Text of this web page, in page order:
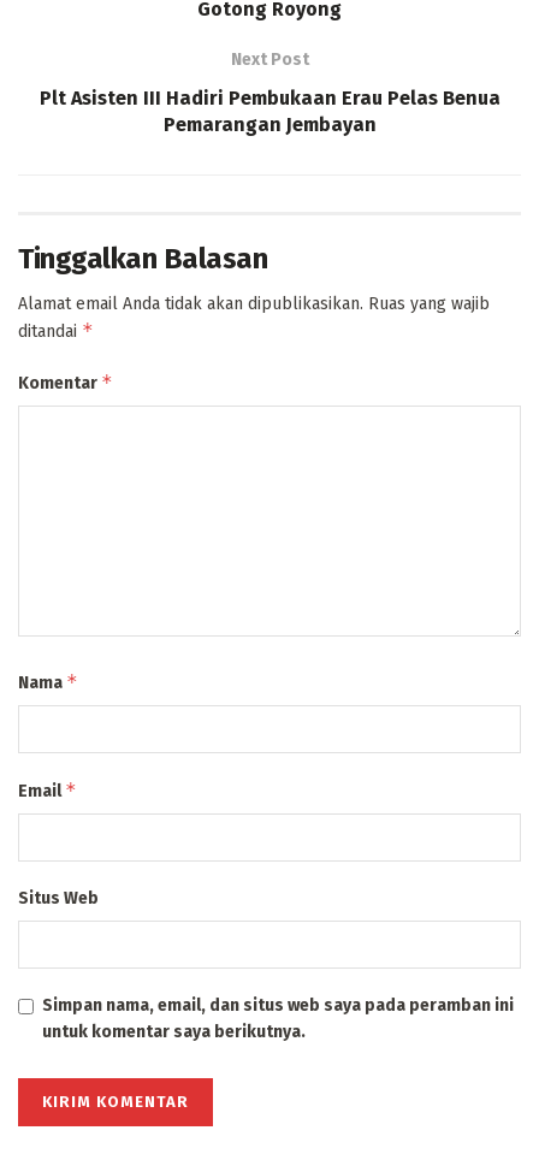
Gotong Royong
Next Post
Plt Asisten III Hadiri Pembukaan Erau Pelas Benua
Pemarangan Jembayan
Tinggalkan Balasan
Alamat email Anda tidak akan dipublikasikan. Ruas yang wajib
ditandai *
Komentar *
Nama *
Email*
Situs Web
Simpan nama, email, dan situs web saya pada peramban ini
untuk komentar saya berikutnya.